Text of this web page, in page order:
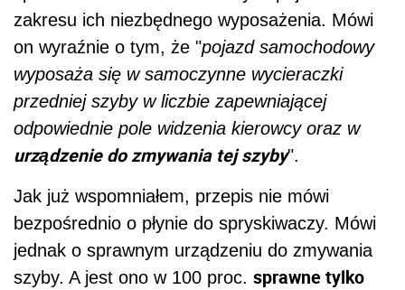
zakresu ich niezbędnego wyposażenia. Mówi
on wyraźnie o tym, że "pojazd samochodowy
wyposaża się w samoczynne wycieraczki
przedniej szyby w liczbie zapewniającej
odpowiednie pole widzenia kierowcy oraz w
urządzenie do zmywania tej szyby".
Jak już wspomniałem, przepis nie mówi
bezpośrednio o płynie do spryskiwaczy. Mówi
jednak o sprawnym urządzeniu do zmywania
szyby. A jest ono w 100 proc. sprawne tylko